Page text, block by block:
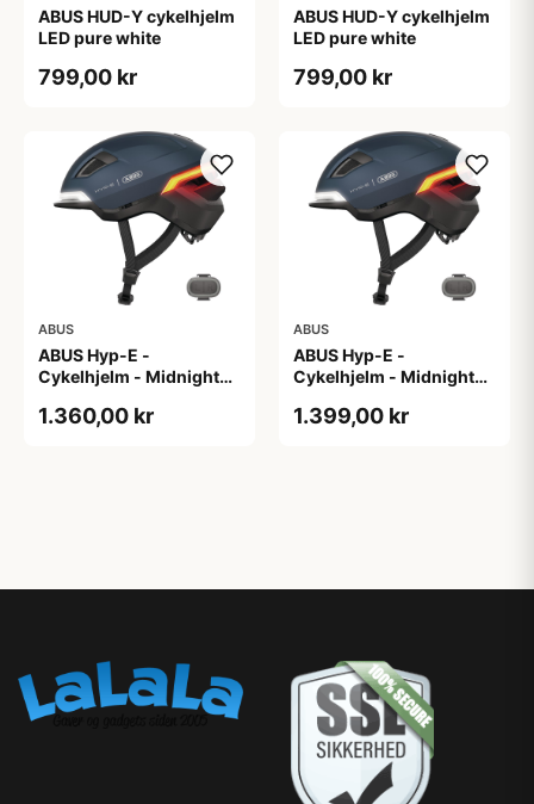
ABUS HUD-Y cykelhjelm
LED pure white
799,00 kr
ABUS HUD-Y cykelhjelm
LED pure white
799,00 kr
ABUS
ABUS Hyp-E -
Cykelhjelm - Midnight
1.360,00 kr
ABUS
ABUS Hyp-E -
Cykelhjelm - Midnight
1.399,00 kr